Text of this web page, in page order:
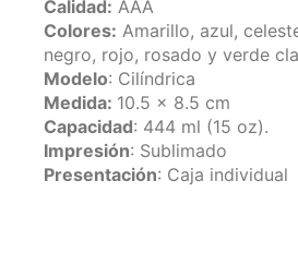
Calidad: AAA
Colores: Amarillo, azul,
negro, rojo, rosado y verde
Modelo: Cilíndrica
Medida: 10.5 x 8.5 cm
Capacidad: 444 ml (15 oz).
Impresión: Sublimado
Presentación: Caja individual